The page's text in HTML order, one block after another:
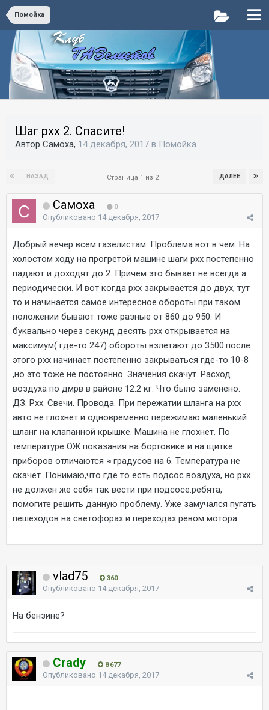
Помойка
Шаг рхх 2. Спасите!
Автор Самоха, 14 декабря, 2017 в Помойка
НАЗАД ДАЛЕЕ
Страница 1 из 2
Самоха 0
Опубликовано 14 декабря, 2017
Добрый вечер всем газелистам. Проблема вот в чем. На
холостом ходу на прогретой машине шаги рхх постепенно
падают и доходят до 2. Причем это бывает не всегда а
периодически. И вот когда рхх закрывается до двух, тут
то и начинается самое интересное.обороты при таком
положении бывают тоже разные от 860 до 950. И
буквально через секунд десять рхх открывается на
максимум( где-то 247) обороты взлетают до 3500.после
этого рхх начинает постепенно закрываться где-то 10-8
,но это тоже не постоянно. Значения скачут. Расход
воздуха по дмрв в районе 12.2 кг. Что было заменено:
ДЗ. Рхх. Свечи. Провода. При пережатии шланга на рхх
авто не глохнет и одновременно пережимаю маленький
шланг на клапанной крышке. Машина не глохнет. По
температуре ОЖ показания на бортовике и на щитке
приборов отличаются ≈ градусов на 6. Температура не
скачет. Понимаю,что где то есть подсос воздуха, но рхх
не должен же себя так вести при подсосе.ребята,
помогите решить данную проблему. Уже замучался пугать
пешеходов на светофорах и переходах рёвом мотора.
vlad75 360
Опубликовано 14 декабря, 2017
На бензине?
Crady 8 677
Опубликовано 14 декабря, 2017